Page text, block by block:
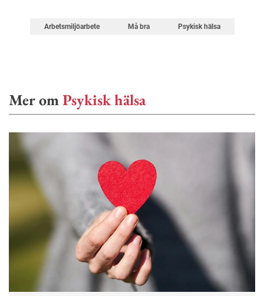
Arbetsmiljöarbete Må bra Psykisk hälsa
Mer omPsykisk hälsa